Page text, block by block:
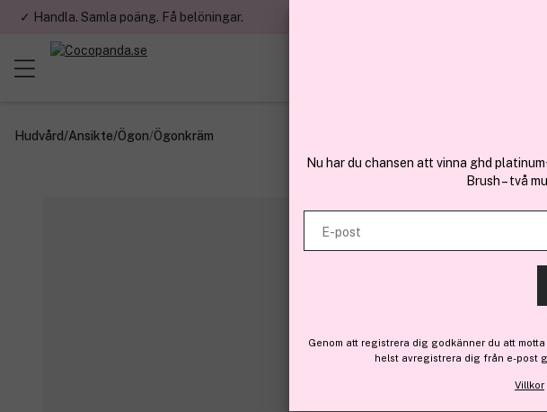
✓ Handla. Samla poäng. Få belöningar.
Hudvård/Ansikte/Ögon/Ögonkräm
Nu har du chansen att vinna ghd
Brush – två
E-post
Genom att registrera dig godkänner du att
helst avregistrera dig från e-post
Villkor